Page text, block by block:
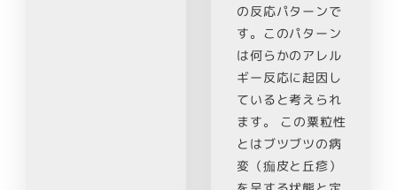
の反応パターンで
す。このパターン
は何らかのアレル
ギー反応に起因し
ていると考えられ
ます。 この粟粒性
とはブツブツの病
変（痂皮と丘疹）